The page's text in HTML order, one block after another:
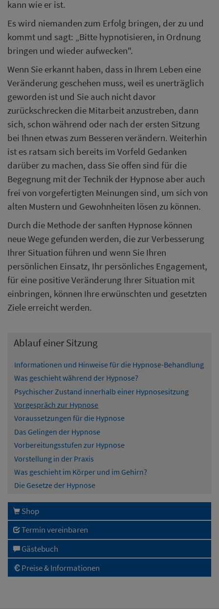
kann wie er ist.
Es wird niemanden zum Erfolg bringen, der zu und
kommt und sagt: „Bitte hypnotisieren, in Ordnung
bringen und wieder aufwecken".
Wenn Sie erkannt haben, dass in Ihrem Leben eine
Veränderung geschehen muss, weil es unerträglich
geworden ist und Sie auch nicht davor
zurückschrecken die Mitarbeit anzustreben, dann
sich, schon während oder nach der ersten Sitzung
bei Ihnen etwas zum Besseren verändern. Weiterhin
ist es ratsam sich bereits im Vorfeld Gedanken
darüber zu machen, dass Sie offen sind für die
Begegnung mit der Technik der Hypnose aber auch
frei von vorgefertigten Meinungen sind, um sich von
alten Mustern und Gewohnheiten lösen zu können.
Durch die Methode der sanften Hypnose können
neue Wege gefunden werden, die zur Verbesserung
Ihrer Situation führen und wenn Sie Ihren
persönlichen Einsatz, Ihr persönliches Engagement,
für eine positive Veränderung Ihrer Situation mit
einbringen, können Ihre erwünschten und gesetzten
Ziele erreicht werden.
Ablauf einer Sitzung
Informationen und Hinweise für die Hypnose-Behandlung
Was geschieht während der Hypnose?
Psychischer Zustand innerhalb einer Hypnosesitzung
Vorgespräch zur Hypnose
Voraussetzungen für die Hypnose
Das Gelingen der Hypnose
Vorbereitungsstufen zur Hypnose
Vorstellung in der Praxis
Was geschieht im Körper und im Gehirn?
Die Gesetze der Hypnose
Shop
Termin vereinbaren
Gästebuch
Preise & Informationen